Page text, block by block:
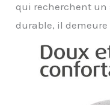
qui recherchent
durable, il